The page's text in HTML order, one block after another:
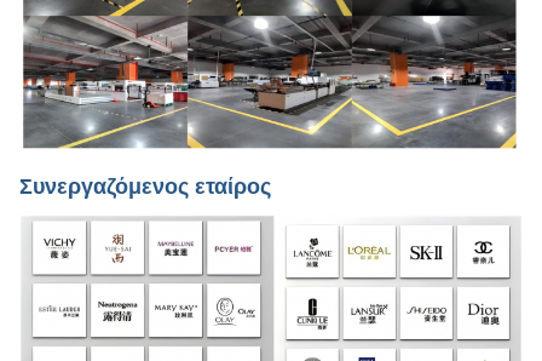
Συνεργαζόμενος εταίρος